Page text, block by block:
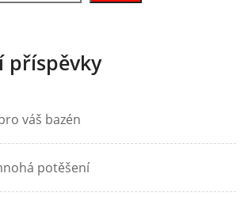
příspěvky
váš bazén
potěšení